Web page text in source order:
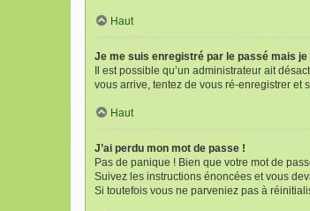
Haut
Je me suis enregistré par le passé mais
Il est possible qu’un administrateur ait
vous arrive, tentez de vous ré-enregistrer et
Haut
J’ai perdu mon mot de passe !
Pas de panique ! Bien que votre mot de
Suivez les instructions énoncées et vous
Si toutefois vous ne parveniez pas à